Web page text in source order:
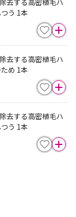
去する高密植毛ハ
う 1本
去する高密植毛ハ
め 1本
去する高密植毛ハ
う 1本